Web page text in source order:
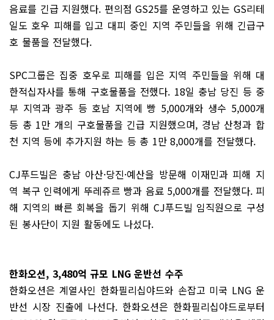
음료를 긴급 지원했다. 편의점 GS25를 운영하고 있는 GS리테
일도 호우 피해를 입고 대피 중인 지역 주민들을 위해 긴급구
호 물품을 전달했다.
SPC그룹은 집중 호우로 피해를 입은 지역 주민들을 위해 대
한적십자사를 통해 구호물품을 전했다. 18일 충남 당진 등 중
부 지역과 광주 등 호남 지역에 빵 5,000개와 생수 5,000개
등 총 1만 개의 구호물품을 긴급 지원했으며, 경남 산청과 합
천 지역 등에 추가지원 하는 등 총 1만 8,000개를 전달했다.
CJ푸드빌은 충남 아산·당진·예산을 방문해 이재민과 피해 지
역 복구 인력에게 뚜레쥬르 빵과 음료 5,000개를 전달했다. 피
해 지역의 빠른 회복을 돕기 위해 CJ푸드빌 임직원으로 구성
된 봉사단이 지원 활동에도 나섰다.
한화오션, 3,480억 규모 LNG 운반선 수주
한화오션은 계열사인 한화필리십야드와 손잡고 미국 LNG 운
반선 시장 진출에 나선다. 한화오션은 한화필리십야드로부터